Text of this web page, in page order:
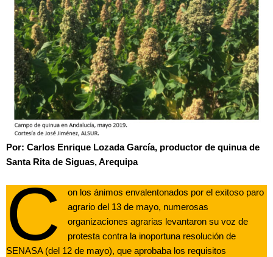
Por: Carlos Enrique Lozada García, productor de quinua de
Santa Rita de Siguas, Arequipa
C
on los ánimos envalentonados por el exitoso paro
agrario del 13 de mayo, numerosas
organizaciones agrarias levantaron su voz de
protesta contra la inoportuna resolución de
SENASA (del 12 de mayo), que aprobaba los requisitos